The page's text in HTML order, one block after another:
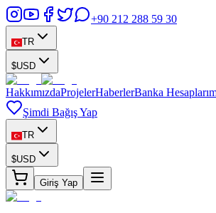
+90 212 288 59 30
TR
$USD
HakkımızdaProjelerHaberlerBanka
Şimdi Bağış Yap
TR
$USD
Giriş Yap